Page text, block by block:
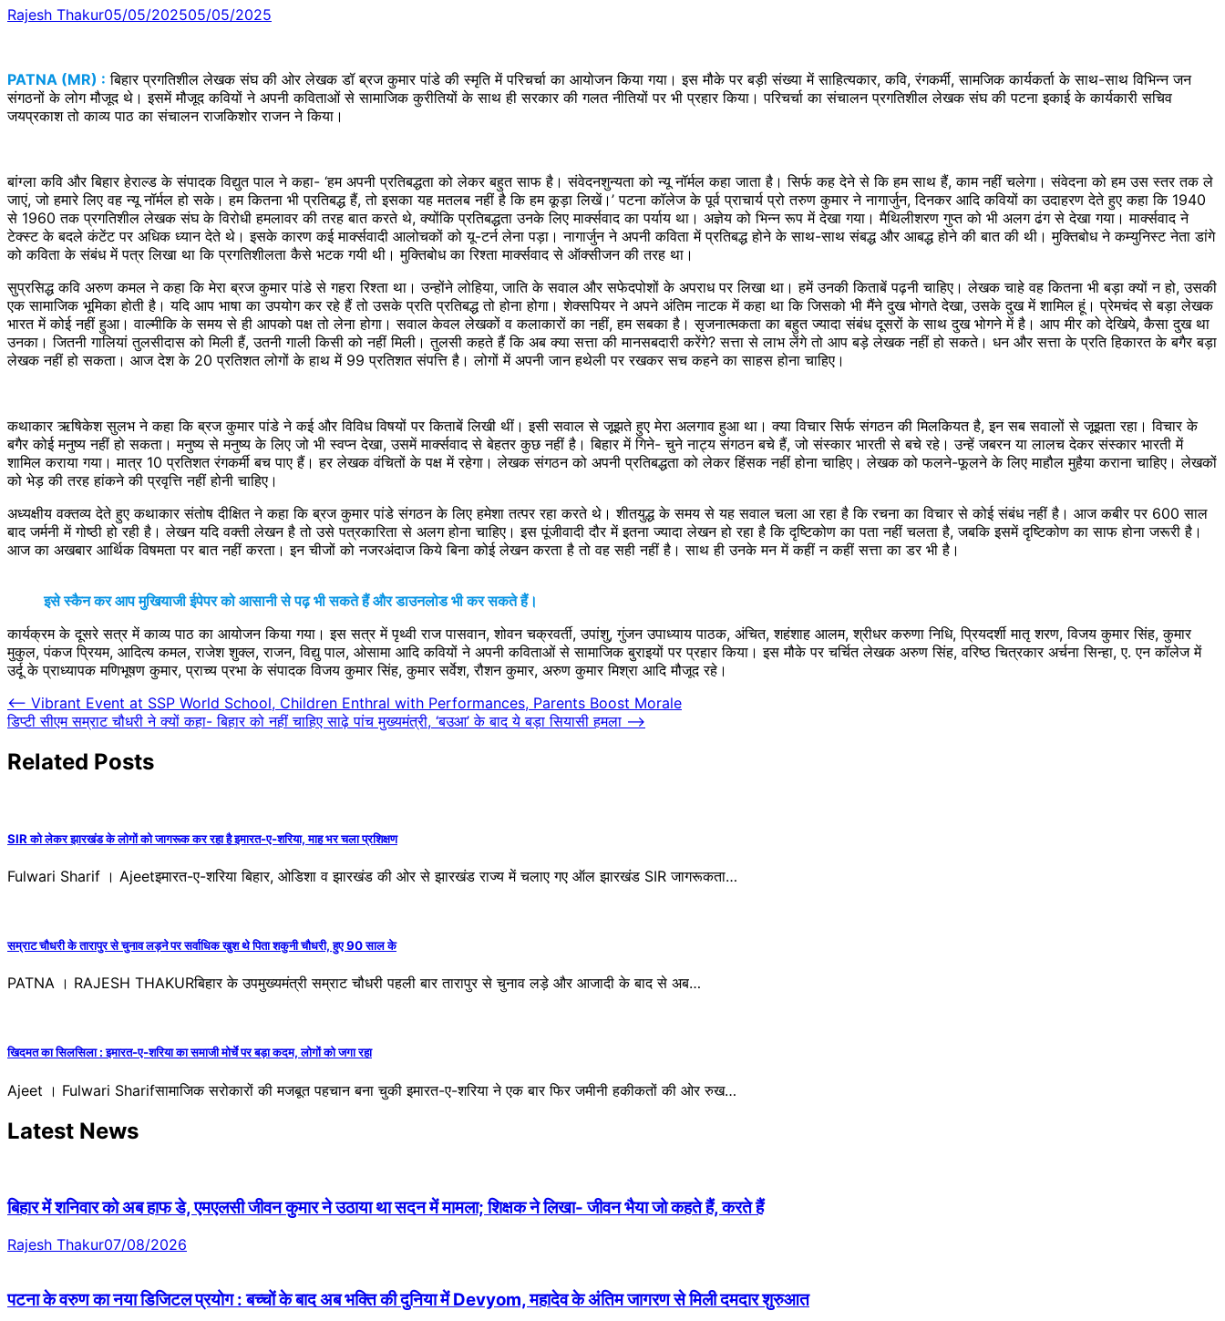
Rajesh Thakur05/05/202505/05/2025
PATNA (MR) : बिहार प्रगतिशील लेखक संघ की ओर लेखक डॉ ब्रज कुमार पांडे की स्मृति में परिचर्चा का आयोजन किया गया। इस मौके पर बड़ी संख्या में साहित्यकार, कवि, रंगकर्मी, सामजिक कार्यकर्ता के साथ-साथ विभिन्न जन
संगठनों के लोग मौजूद थे। इसमें मौजूद कवियों ने अपनी कविताओं से सामाजिक कुरीतियों के साथ ही सरकार की गलत नीतियों पर भी प्रहार किया। परिचर्चा का संचालन प्रगतिशील लेखक संघ की पटना इकाई के कार्यकारी सचिव
जयप्रकाश तो काव्य पाठ का संचालन राजकिशोर राजन ने किया।
बांग्ला कवि और बिहार हेराल्ड के संपादक विद्युत पाल ने कहा- ‘हम अपनी प्रतिबद्धता को लेकर बहुत साफ है। संवेदनशुन्यता को न्यू नॉर्मल कहा जाता है। सिर्फ कह देने से कि हम साथ हैं, काम नहीं चलेगा। संवेदना को हम उस स्तर तक ले
जाएं, जो हमारे लिए वह न्यू नॉर्मल हो सके। हम कितना भी प्रतिबद्ध हैं, तो इसका यह मतलब नहीं है कि हम कूड़ा लिखें।’ पटना कॉलेज के पूर्व प्राचार्य प्रो तरुण कुमार ने नागार्जुन, दिनकर आदि कवियों का उदाहरण देते हुए कहा कि 1940
से 1960 तक प्रगतिशील लेखक संघ के विरोधी हमलावर की तरह बात करते थे, क्योंकि प्रतिबद्धता उनके लिए मार्क्सवाद का पर्याय था। अज्ञेय को भिन्न रूप में देखा गया। मैथिलीशरण गुप्त को भी अलग ढंग से देखा गया। मार्क्सवाद ने
टेक्स्ट के बदले कंटेंट पर अधिक ध्यान देते थे। इसके कारण कई मार्क्सवादी आलोचकों को यू-टर्न लेना पड़ा। नागार्जुन ने अपनी कविता में प्रतिबद्ध होने के साथ-साथ संबद्ध और आबद्ध होने की बात की थी। मुक्तिबोध ने कम्युनिस्ट नेता डांगे
को कविता के संबंध में पत्र लिखा था कि प्रगतिशीलता कैसे भटक गयी थी। मुक्तिबोध का रिश्ता मार्क्सवाद से ऑक्सीजन की तरह था।
सुप्रसिद्ध कवि अरुण कमल ने कहा कि मेरा ब्रज कुमार पांडे से गहरा रिश्ता था। उन्होंने लोहिया, जाति के सवाल और सफेदपोशों के अपराध पर लिखा था। हमें उनकी किताबें पढ़नी चाहिए। लेखक चाहे वह कितना भी बड़ा क्यों न हो, उसकी
एक सामाजिक भूमिका होती है। यदि आप भाषा का उपयोग कर रहे हैं तो उसके प्रति प्रतिबद्ध तो होना होगा। शेक्सपियर ने अपने अंतिम नाटक में कहा था कि जिसको भी मैंने दुख भोगते देखा, उसके दुख में शामिल हूं। प्रेमचंद से बड़ा लेखक
भारत में कोई नहीं हुआ। वाल्मीकि के समय से ही आपको पक्ष तो लेना होगा। सवाल केवल लेखकों व कलाकारों का नहीं, हम सबका है। सृजनात्मकता का बहुत ज्यादा संबंध दूसरों के साथ दुख भोगने में है। आप मीर को देखिये, कैसा दुख था
उनका। जितनी गालियां तुलसीदास को मिली हैं, उतनी गाली किसी को नहीं मिली। तुलसी कहते हैं कि अब क्या सत्ता की मानसबदारी करेंगे? सत्ता से लाभ लेंगे तो आप बड़े लेखक नहीं हो सकते। धन और सत्ता के प्रति हिकारत के बगैर बड़ा
लेखक नहीं हो सकता। आज देश के 20 प्रतिशत लोगों के हाथ में 99 प्रतिशत संपत्ति है। लोगों में अपनी जान हथेली पर रखकर सच कहने का साहस होना चाहिए।
कथाकार ऋषिकेश सुलभ ने कहा कि ब्रज कुमार पांडे ने कई और विविध विषयों पर किताबें लिखी थीं। इसी सवाल से जूझते हुए मेरा अलगाव हुआ था। क्या विचार सिर्फ संगठन की मिलकियत है, इन सब सवालों से जूझता रहा। विचार के
बगैर कोई मनुष्य नहीं हो सकता। मनुष्य से मनुष्य के लिए जो भी स्वप्न देखा, उसमें मार्क्सवाद से बेहतर कुछ नहीं है। बिहार में गिने- चुने नाट्य संगठन बचे हैं, जो संस्कार भारती से बचे रहे। उन्हें जबरन या लालच देकर संस्कार भारती में
शामिल कराया गया। मात्र 10 प्रतिशत रंगकर्मी बच पाए हैं। हर लेखक वंचितों के पक्ष में रहेगा। लेखक संगठन को अपनी प्रतिबद्धता को लेकर हिंसक नहीं होना चाहिए। लेखक को फलने-फूलने के लिए माहौल मुहैया कराना चाहिए। लेखकों
को भेड़ की तरह हांकने की प्रवृत्ति नहीं होनी चाहिए।
अध्यक्षीय वक्तव्य देते हुए कथाकार संतोष दीक्षित ने कहा कि ब्रज कुमार पांडे संगठन के लिए हमेशा तत्पर रहा करते थे। शीतयुद्ध के समय से यह सवाल चला आ रहा है कि रचना का विचार से कोई संबंध नहीं है। आज कबीर पर 600 साल
बाद जर्मनी में गोष्ठी हो रही है। लेखन यदि वक्ती लेखन है तो उसे पत्रकारिता से अलग होना चाहिए। इस पूंजीवादी दौर में इतना ज्यादा लेखन हो रहा है कि दृष्टिकोण का पता नहीं चलता है, जबकि इसमें दृष्टिकोण का साफ होना जरूरी है।
आज का अखबार आर्थिक विषमता पर बात नहीं करता। इन चीजों को नजरअंदाज किये बिना कोई लेखन करता है तो वह सही नहीं है। साथ ही उनके मन में कहीं न कहीं सत्ता का डर भी है।
इसे स्कैन कर आप मुखियाजी ईपेपर को आसानी से पढ़ भी सकते हैं और डाउनलोड भी कर सकते हैं।
कार्यक्रम के दूसरे सत्र में काव्य पाठ का आयोजन किया गया। इस सत्र में पृथ्वी राज पासवान, शोवन चक्रवर्ती, उपांशु, गुंजन उपाध्याय पाठक, अंचित, शहंशाह आलम, श्रीधर करुणा निधि, प्रियदर्शी मातृ शरण, विजय कुमार सिंह, कुमार
मुकुल, पंकज प्रियम, आदित्य कमल, राजेश शुक्ल, राजन, विद्यु पाल, ओसामा आदि कवियों ने अपनी कविताओं से सामाजिक बुराइयों पर प्रहार किया। इस मौके पर चर्चित लेखक अरुण सिंह, वरिष्ठ चित्रकार अर्चना सिन्हा, ए. एन कॉलेज में
उर्दू के प्राध्यापक मणिभूषण कुमार, प्राच्य प्रभा के संपादक विजय कुमार सिंह, कुमार सर्वेश, रौशन कुमार, अरुण कुमार मिश्रा आदि मौजूद रहे।
Post
navigation
⟵ Vibrant Event at SSP World School, Children Enthral with Performances, Parents Boost Morale
डिप्टी सीएम सम्राट चौधरी ने क्यों कहा- बिहार को नहीं चाहिए साढ़े पांच मुख्यमंत्री, ‘बउआ’ के बाद ये बड़ा सियासी हमला ⟶
Related Posts
SIR को लेकर झारखंड के लोगों को जागरूक कर रहा है इमारत-ए-शरिया, माह भर चला प्रशिक्षण
Fulwari Sharif । Ajeetइमारत-ए-शरिया बिहार, ओडिशा व झारखंड की ओर से झारखंड राज्य में चलाए गए ऑल झारखंड SIR जागरूकता…
सम्राट चौधरी के तारापुर से चुनाव लड़ने पर सर्वाधिक खुश थे पिता शकुनी चौधरी, हुए 90 साल के
PATNA । RAJESH THAKURबिहार के उपमुख्यमंत्री सम्राट चौधरी पहली बार तारापुर से चुनाव लड़े और आजादी के बाद से अब…
खिदमत का सिलसिला : इमारत-ए-शरिया का समाजी मोर्चे पर बड़ा कदम, लोगों को जगा रहा
Ajeet । Fulwari Sharifसामाजिक सरोकारों की मजबूत पहचान बना चुकी इमारत-ए-शरिया ने एक बार फिर जमीनी हकीकतों की ओर रुख…
Latest News
बिहार में शनिवार को अब हाफ डे, एमएलसी जीवन कुमार ने उठाया था सदन में मामला; शिक्षक ने लिखा- जीवन भैया जो कहते हैं, करते हैं
Rajesh Thakur07/08/2026
पटना के वरुण का नया डिजिटल प्रयोग : बच्चों के बाद अब भक्ति की दुनिया में Devyom, महादेव के अंतिम जागरण से मिली दमदार शुरुआत